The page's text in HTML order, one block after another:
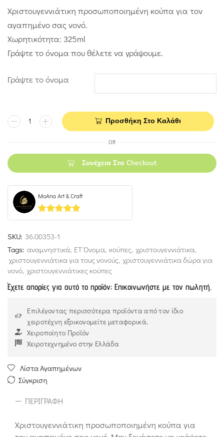
Χριστουγεννιάτικη προσωποποιημένη κούπα για τον
αγαπημένο σας νονό.
Χωρητικότητα: 325ml
Γράψτε το όνομα που θέλετε να γράψουμε.
Γράψτε το όνομα
Προσθήκη Στο Καλάθι
OR
Συνέχεια Στο Checkout
MoAna Art & Craft
5out of 5
SKU: 36.00353-1
Tags: αναμνηστικά, ΕΤ Όνομα, κούπες, χριστουγεννιάτικα,
χριστουγεννιάτικα για τους νονούς, χριστουγεννιάτικα δώρα για
νονό, χριστουγεννιάτικες κούπες
Έχετε απορίες για αυτό το προϊόν; Επικοινωνήστε με τον πωλητή.
Επιλέγοντας περισσότερα προϊόντα από τον ίδιο
χειροτέχνη εξοικονομείτε μεταφορικά.
Χειροποίητο Προϊόν
Χειροτεχνημένο στην Ελλάδα
Λίστα Αγαπημένων
Σύγκριση
ΠΕΡΙΓΡΑΦΉ
Χριστουγεννιάτικη προσωποποιημένη κούπα για